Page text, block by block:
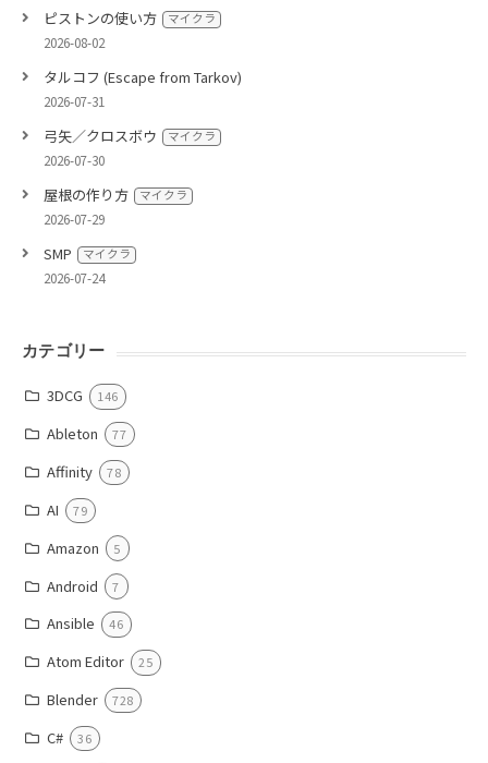
ピストンの使い方 マイクラ
2026-08-02
タルコフ (Escape from Tarkov)
2026-07-31
弓矢／クロスボウ マイクラ
2026-07-30
屋根の作り方 マイクラ
2026-07-29
SMP マイクラ
2026-07-24
カテゴリー
3DCG 146
Ableton 77
Affinity 78
AI 79
Amazon 5
Android 7
Ansible 46
Atom Editor 25
Blender 728
C# 36